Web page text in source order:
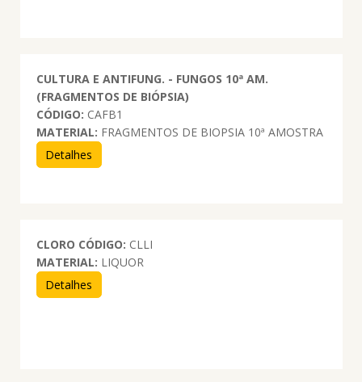
CULTURA E ANTIFUNG. - FUNGOS 10ª AM.
(FRAGMENTOS DE BIÓPSIA)
CÓDIGO: CAFB1
MATERIAL: FRAGMENTOS DE BIOPSIA 10ª AMOSTRA
Detalhes
CLORO CÓDIGO: CLLI
MATERIAL: LIQUOR
Detalhes